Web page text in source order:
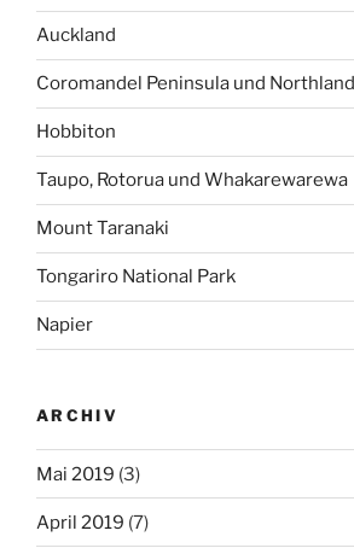
Auckland
Coromandel Peninsula und Northland
Hobbiton
Taupo, Rotorua und Whakarewarewa
Mount Taranaki
Tongariro National Park
Napier
ARCHIV
Mai 2019 (3)
April 2019 (7)